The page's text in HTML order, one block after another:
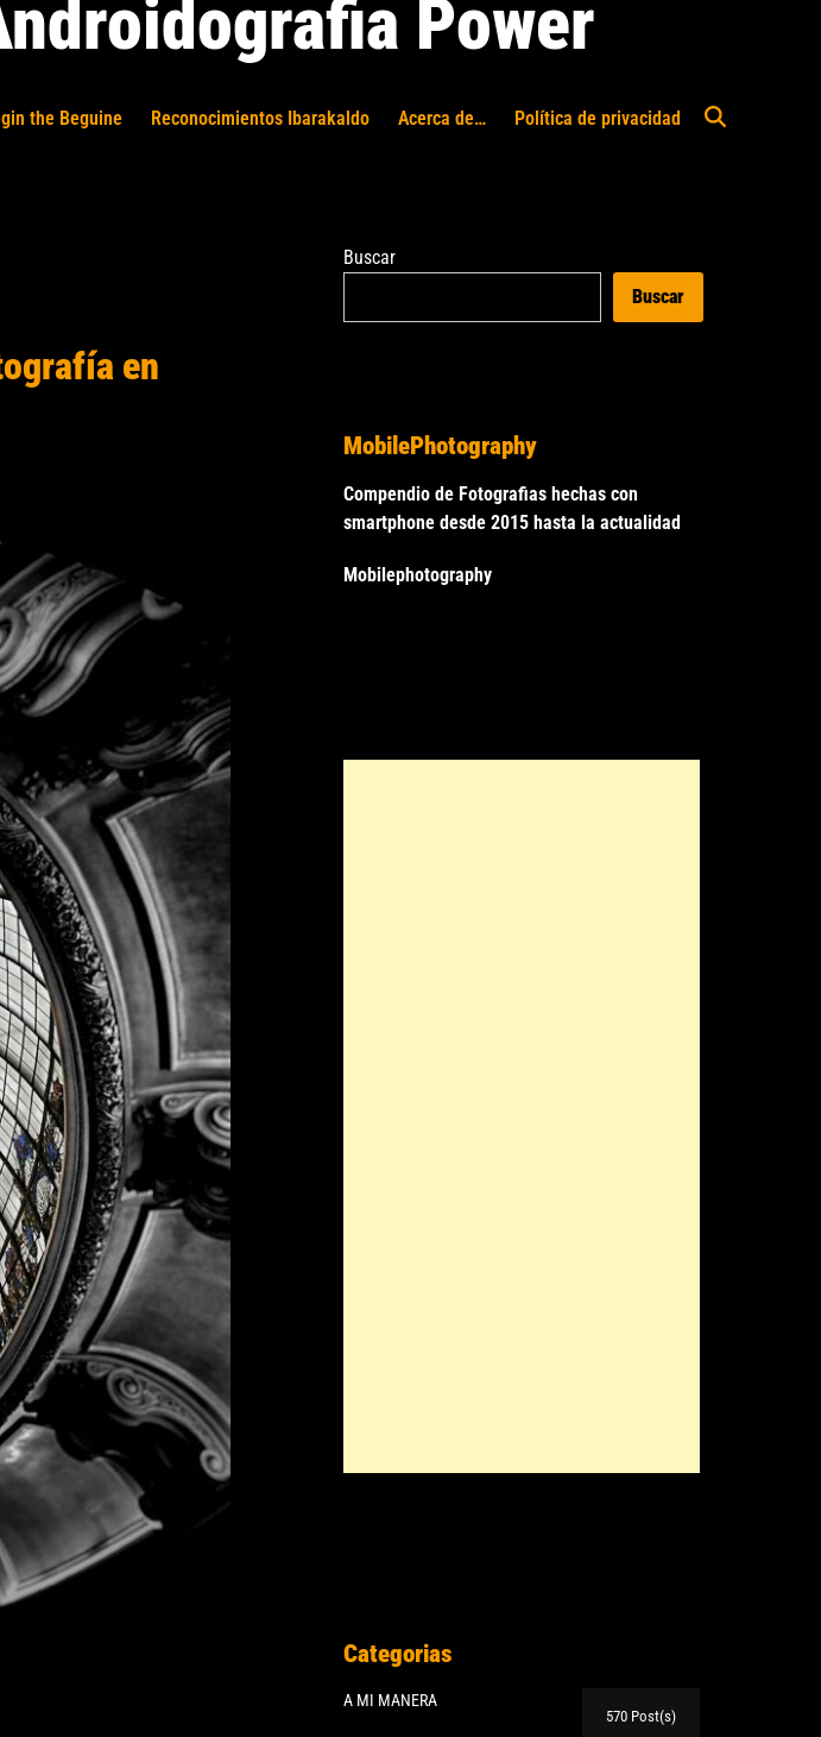
Power
the Beguine Reconocimientos Ibarakaldo Acerca de… Política de privacidad
Abrir
en
Buscar
Buscar
MobilePhotography
Compendio de Fotografias hechas con
smartphone desde 2015 hasta la actualidad
Mobilephotography
Categorias
A MI MANERA
570 Post(s)